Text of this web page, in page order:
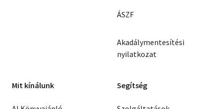
ÁSZF
Akadálymentesítési
nyilatkozat
Mit kínálunk Segítség